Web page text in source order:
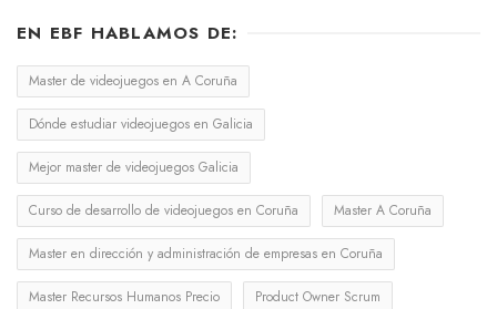
EN EBF HABLAMOS DE:
Master de videojuegos en A Coruña
Dónde estudiar videojuegos en Galicia
Mejor master de videojuegos Galicia
Curso de desarrollo de videojuegos en Coruña Master A Coruña
Master en dirección y administración de empresas en Coruña
Master Recursos Humanos Precio Product Owner Scrum